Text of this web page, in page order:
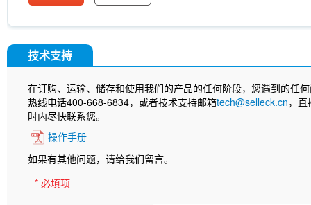
技术支持
在订购、运输、储存和使用我们的产品的任何阶段，您遇到的任
热线电话400-668-6834，或者技术支持邮箱tech@selleck.cn，
时内尽快联系您。
操作手册
如果有其他问题，请给我们留言。
* 必填项